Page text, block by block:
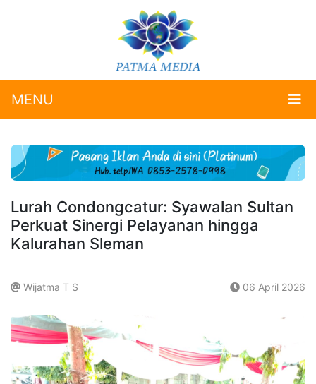
MENU
Lurah Condongcatur: Syawalan Sultan
Perkuat Sinergi Pelayanan hingga
Kalurahan Sleman
Wijatma T S 06 April 2026